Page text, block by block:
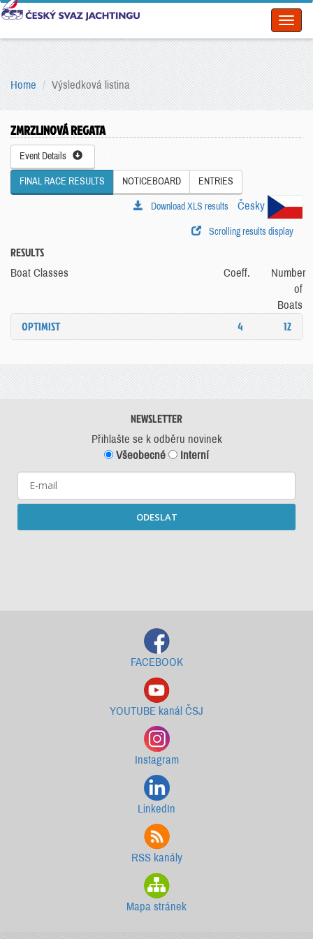
Home Výsledková listina
ZMRZLINOVÁ REGATA
Event Details
FINAL RACE RESULTS NOTICEBOARD ENTRIES
Česky
Download XLS results
Scrolling results display
RESULTS
Boat Classes Coeff.
Number
of
Boats
OPTIMIST 4 12
NEWSLETTER
Přihlašte se k odběru novinek
Všeobecné
Interní
ODESLAT
FACEBOOK
YOUTUBE kanál ČSJ
Instagram
LinkedIn
RSS kanály
Mapa stránek